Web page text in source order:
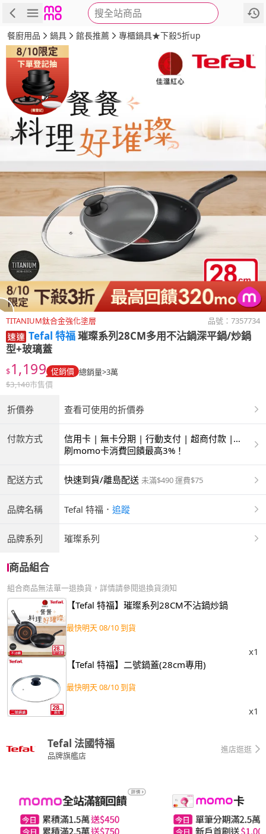
搜全站商品
商品 評價 詳情
餐廚用品 鍋具 館長推薦 專櫃鍋具★下殺5折up
TITANIUM鈦合金強化塗層 品號： 7357734
Tefal 特福璀璨系列28CM多用不沾鍋深平鍋/炒鍋
型+玻璃蓋
$1,199 促銷價 總銷量>3萬
$3,140市售價
折價券 查看可使用的折價券
付款方式
信用卡 | 無卡分期 | 行動支付 | 超商付款 |
ATM | 銀聯卡
刷momo卡消費回饋最高3%！
配送方式 快速到貨/離島配送 未滿$490 運費$75
品牌名稱 Tefal 特福 ． 追蹤
品牌系列 璀璨系列
商品組合
組合商品無法單一退換貨，詳情請參閱退換貨須知
【Tefal 特福】璀璨系列28CM不沾鍋炒鍋
最快明天 08/10 到貨
x1
【Tefal 特福】二號鍋蓋(28cm專用)
最快明天 08/10 到貨
x1
Tefal 法國特福
品牌旗艦店
進店逛逛